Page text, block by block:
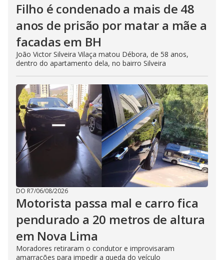
Filho é condenado a mais de 48
anos de prisão por matar a mãe a
facadas em BH
João Victor Silveira Vilaça matou Débora, de 58 anos,
dentro do apartamento dela, no bairro Silveira
DO R7/06/08/2026
Motorista passa mal e carro fica
pendurado a 20 metros de altura
em Nova Lima
Moradores retiraram o condutor e improvisaram
amarrações para impedir a queda do veículo